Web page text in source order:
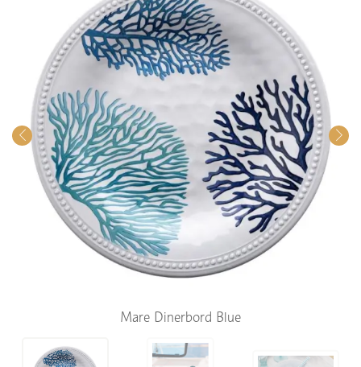
Mare Dinerbord Blue